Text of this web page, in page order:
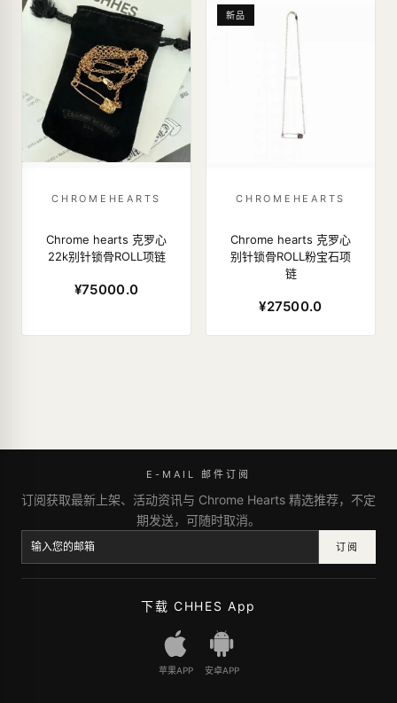
CHROMEHEARTS
Chrome hearts 克罗心
22k别针锁骨ROLL项链
¥75000.0
新品
CHROMEHEARTS
Chrome hearts 克罗心
别针锁骨ROLL粉宝石项
链
¥27500.0
E-MAIL 邮件订阅
订阅获取最新上架、活动资讯与 Chrome Hearts 精选推荐，不定
期发送，可随时取消。
订阅
下载 CHHES App
苹果APP 安卓APP